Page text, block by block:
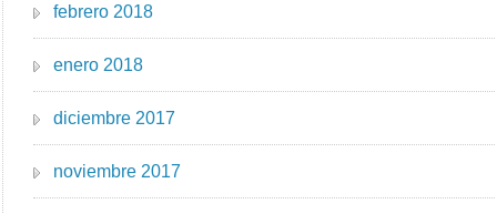
febrero 2018
enero 2018
diciembre 2017
noviembre 2017